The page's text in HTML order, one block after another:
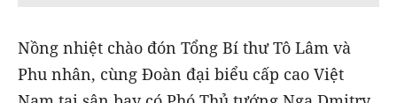
Nồng nhiệt chào đón Tổng Bí thư Tô Lâm và
Phu nhân, cùng Đoàn đại biểu cấp cao Việt